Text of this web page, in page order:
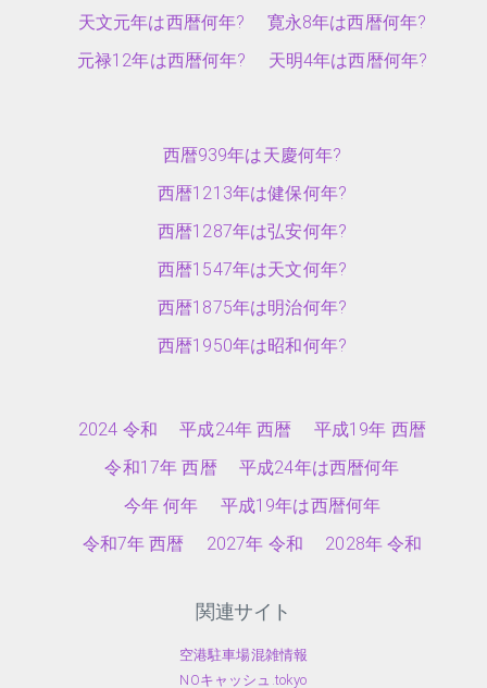
天文元年は西暦何年?
寛永8年は西暦何年?
元禄12年は西暦何年?
天明4年は西暦何年?
西暦939年は天慶何年?
西暦1213年は健保何年?
西暦1287年は弘安何年?
西暦1547年は天文何年?
西暦1875年は明治何年?
西暦1950年は昭和何年?
2024 令和 平成24年 西暦
平成19年 西暦
令和17年 西暦
平成24年は西暦何年
今年 何年
平成19年は西暦何年
令和7年 西暦
2027年 令和 2028年 令和
関連サイト
空港駐車場混雑情報
NOキャッシュ.tokyo